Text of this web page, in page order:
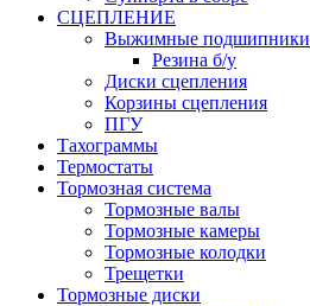
СЦЕПЛЕНИЕ
Выжимные подшипники
Резина б/у
Диски сцепления
Корзины сцепления
ПГУ
Тахограммы
Термостаты
Тормозная система
Тормозные валы
Тормозные камеры
Тормозные колодки
Трещетки
Тормозные диски